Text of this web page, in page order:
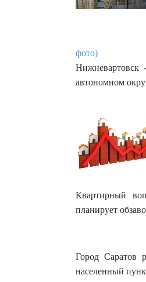
фото)
Нижневартовск
автономном
Квартирный
планирует
Город Саратов
населенный